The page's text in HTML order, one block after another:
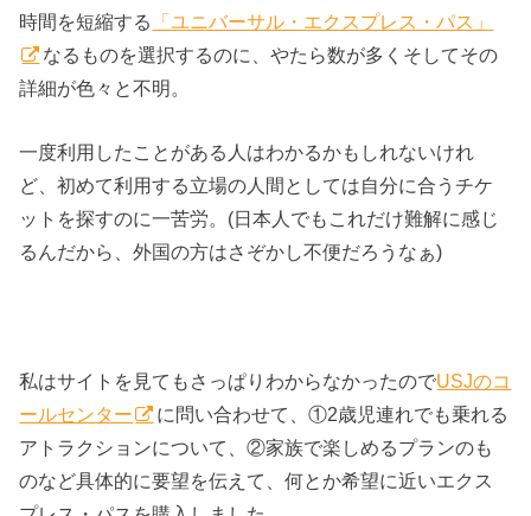
時間を短縮する
「ユニバーサル・エクスプレス・パス」
なるものを選択するのに、やたら数が多くそしてその
詳細が色々と不明。
一度利用したことがある人はわかるかもしれないけれ
ど、初めて利用する立場の人間としては自分に合うチケ
ットを探すのに一苦労。(日本人でもこれだけ難解に感じ
るんだから、外国の方はさぞかし不便だろうなぁ)
私はサイトを見てもさっぱりわからなかったのでUSJのコ
ールセンター
に問い合わせて、①2歳児連れでも乗れる
アトラクションについて、②家族で楽しめるプランのも
のなど具体的に要望を伝えて、何とか希望に近いエクス